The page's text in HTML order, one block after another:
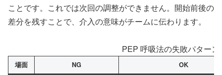
ことです。これでは次回の調整ができません。開始前後の
差分を残すことで、介入の意味がチームに伝わります。
PEP 呼吸法の失敗パターン
場面 NG OK